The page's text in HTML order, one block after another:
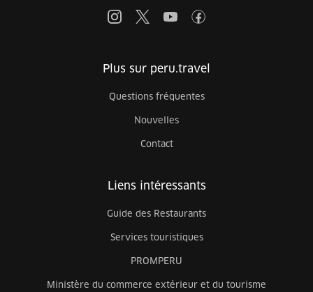
Plus sur peru.travel
Questions fréquentes
Nouvelles
Contact
Liens intéressants
Guide des Restaurants
Services touristiques
PROMPERU
Ministère du commerce extérieur et du tourisme